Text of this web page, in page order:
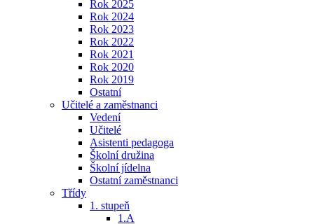
Rok 2025
Rok 2024
Rok 2023
Rok 2022
Rok 2021
Rok 2020
Rok 2019
Ostatní
Učitelé a zaměstnanci
Vedení
Učitelé
Asistenti pedagoga
Školní družina
Školní jídelna
Ostatní zaměstnanci
Třídy
1. stupeň
1.A